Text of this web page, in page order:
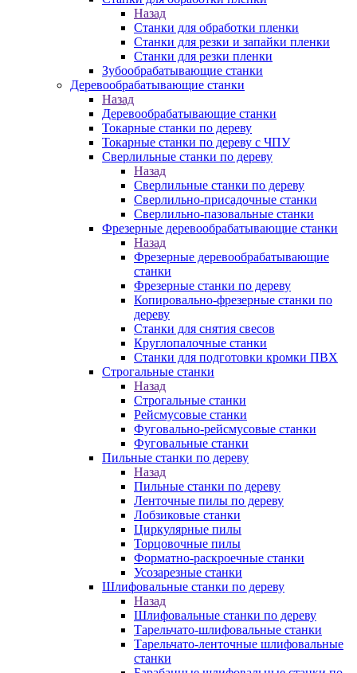
Назад
Станки для обработки пленки
Станки для резки и запайки пленки
Станки для резки пленки
Зубообрабатывающие станки
Деревообрабатывающие станки
Назад
Деревообрабатывающие станки
Токарные станки по дереву
Токарные станки по дереву с ЧПУ
Сверлильные станки по дереву
Назад
Сверлильные станки по дереву
Сверлильно-присадочные станки
Сверлильно-пазовальные станки
Фрезерные деревообрабатывающие станки
Назад
Фрезерные деревообрабатывающие
станки
Фрезерные станки по дереву
Копировально-фрезерные станки по
дереву
Станки для снятия свесов
Круглопалочные станки
Станки для подготовки кромки ПВХ
Строгальные станки
Назад
Строгальные станки
Рейсмусовые станки
Фуговально-рейсмусовые станки
Фуговальные станки
Пильные станки по дереву
Назад
Пильные станки по дереву
Ленточные пилы по дереву
Лобзиковые станки
Циркулярные пилы
Торцовочные пилы
Форматно-раскроечные станки
Усозарезные станки
Шлифовальные станки по дереву
Назад
Шлифовальные станки по дереву
Тарельчато-шлифовальные станки
Тарельчато-ленточные шлифовальные
станки